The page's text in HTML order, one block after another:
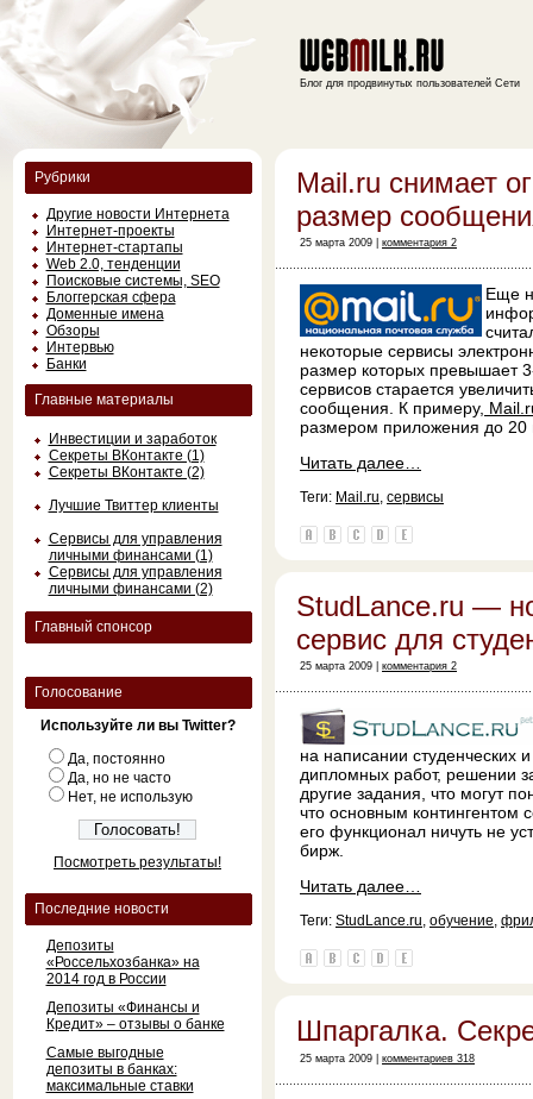
Рубрики
Другие новости Интернета
Интернет-проекты
Интернет-стартапы
Web 2.0, тенденции
Поисковые системы, SEO
Блоггерская сфера
Доменные имена
Обзоры
Интервью
Банки
Главные материалы
Инвестиции и заработок
Секреты ВКонтакте (1)
Секреты ВКонтакте (2)
Лучшие Твиттер клиенты
Сервисы для управления
личными финансами (1)
Сервисы для управления
личными финансами (2)
Главный спонсор
Голосование
Используйте ли вы Twitter?
Да, постоянно
Да, но не часто
Нет, не использую
Посмотреть результаты!
Последние новости
Депозиты
«Россельхозбанка» на
2014 год в России
Депозиты «Финансы и
Кредит» – отзывы о банке
Самые выгодные
депозиты в банках:
максимальные ставки
Блог для продвинутых пользователей Сети
Mail.ru снимает
размер
25 марта 2009 | комментария 2
Еще
некоторые сервисы
размер которых превышает
сервисов старается
сообщения. К примеру,
размером приложения до 20
Читать далее…
Теги: Mail.ru, сервисы
StudLance.ru —
сервис для
25 марта 2009 | комментария 2
на написании студенческих
дипломных работ, решении
другие задания, что могут
что основным контингентом
его функционал ничуть не
бирж.
Читать далее…
Теги: StudLance.ru, обучение,
Шпаргалка.
25 марта 2009 | комментариев 318